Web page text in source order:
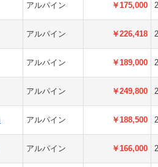
アルパイン ￥175,000
アルパイン ￥226,418
アルパイン ￥189,000
アルパイン ￥249,800
アルパイン ￥188,500
アルパイン ￥166,000